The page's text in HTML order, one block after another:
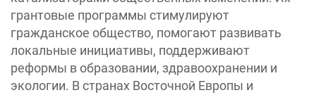
грантовые программы стимулируют
гражданское общество, помогают развивать
локальные инициативы, поддерживают
реформы в образовании, здравоохранении и
экологии. В странах Восточной Европы и